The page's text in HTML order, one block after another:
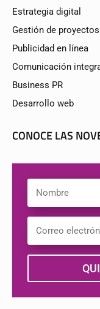
Estrategia digital
Gestión de proyectos
Publicidad en línea
Comunicación
Business PR
Desarrollo web
CONOCE LAS